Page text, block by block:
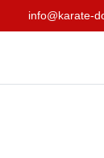
info@karate-